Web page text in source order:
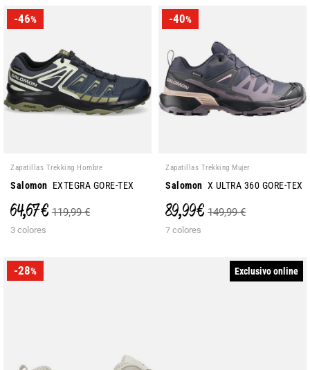
-46%
Zapatillas Trekking Hombre
Salomon EXTEGRA GORE-TEX
64,67 € 119,99 €
3 colores
-40%
Zapatillas Trekking Mujer
Salomon X ULTRA 360 GORE-TEX
89,99 € 149,99 €
7 colores
-28% Exclusivo online